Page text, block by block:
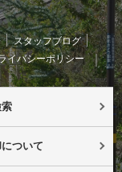
スタッフブログ
イバシーポリシー
ついて